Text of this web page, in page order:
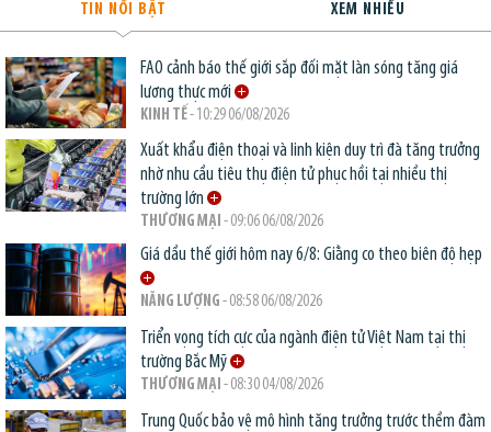
TIN NỔI BẬT XEM NHIỀU
FAO cảnh báo thế giới sắp đối mặt làn sóng tăng giá
lương thực mới
KINH TẾ- 10:29 06/08/2026
Xuất khẩu điện thoại và linh kiện duy trì đà tăng trưởng
nhờ nhu cầu tiêu thụ điện tử phục hồi tại nhiều thị
trường lớn
THƯƠNG MẠI - 09:06 06/08/2026
Giá dầu thế giới hôm nay 6/8: Giằng co theo biên độ hẹp
NĂNG LƯỢNG - 08:58 06/08/2026
Triển vọng tích cực của ngành điện tử Việt Nam tại thị
trường Bắc Mỹ
THƯƠNG MẠI - 08:30 04/08/2026
Trung Quốc bảo vệ mô hình tăng trưởng trước thềm đàm